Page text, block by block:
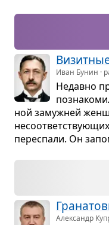
Иван Бунин ·
Недавно
ной замуж­ней
пере­спали. Он
Александр